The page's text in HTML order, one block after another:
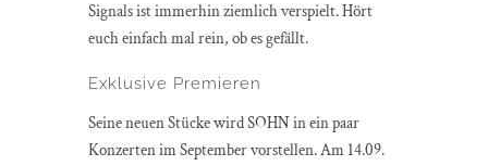
Signals ist immerhin ziemlich verspielt. Hört
euch einfach mal rein, ob es gefällt.
Exklusive Premieren
Seine neuen Stücke wird SOHN in ein paar
Konzerten im September vorstellen. Am 14.09.